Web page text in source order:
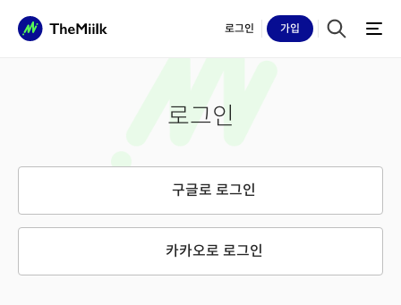
로그인 가입
로그인
구글로 로그인
카카오로 로그인